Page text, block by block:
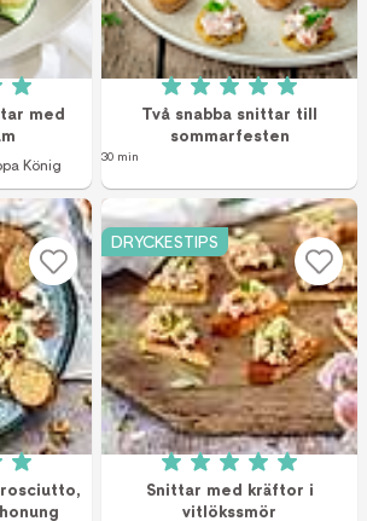
5 av 5 (2 röster)
med
König
Betyg: 5 av 5 (2
Två snabba snittar till
sommarfesten
30 min
5 av 5 (3 röster)
DRYCKESTIPS
Betyg: 5 av 5 (4
Snittar med kräftor i
vitlökssmör